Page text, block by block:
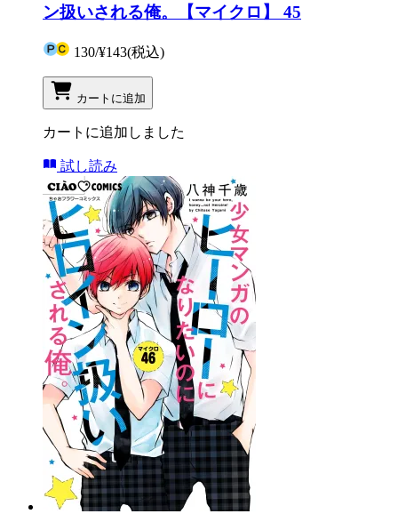
ン扱いされる俺。【マイクロ】 45
130/¥143(税込)
カートに追加
カートに追加しました
試し読み